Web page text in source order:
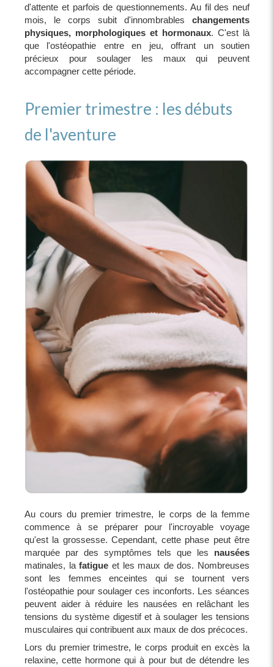
d'attente et parfois de questionnements. Au fil des neuf
mois, le corps subit d'innombrables changements
physiques, morphologiques et hormonaux. C'est là
que l'ostéopathie entre en jeu, offrant un soutien
précieux pour soulager les maux qui peuvent
accompagner cette période.
Premier trimestre : les débuts
de l'aventure
Au cours du premier trimestre, le corps de la femme
commence à se préparer pour l'incroyable voyage
qu'est la grossesse. Cependant, cette phase peut être
marquée par des symptômes tels que les nausées
matinales, lafatigue et les maux de dos. Nombreuses
sont les femmes enceintes qui se tournent vers
l'ostéopathie pour soulager ces inconforts. Les séances
peuvent aider à réduire les nausées en relâchant les
tensions du système digestif et à soulager les tensions
musculaires qui contribuent aux maux de dos précoces.
Lors du premier trimestre, le corps produit en excès la
relaxine, cette hormone qui à pour but de détendre les